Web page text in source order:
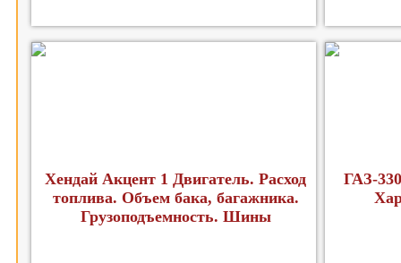
Хендай Акцент 1 Двигатель. Расход
топлива. Объем бака, багажника.
Грузоподъемность. Шины
ГАЗ-